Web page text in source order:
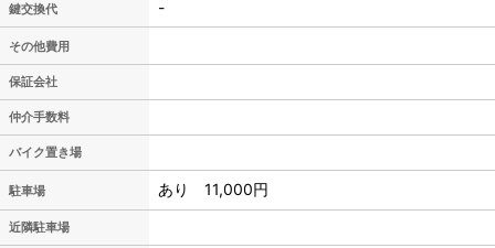
鍵交換代 -
その他費用
保証会社
仲介手数料
バイク置き場
駐車場 あり 11,000円
近隣駐車場